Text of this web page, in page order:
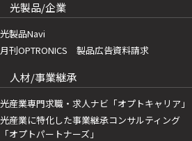
光製品/企業
光製品Navi
月刊OPTRONICS 製品広告資料請求
人材/事業継承
光産業専門求職・求人ナビ「オプトキャリア」
光産業に特化した事業継承コンサルティング
「オプトパートナーズ」